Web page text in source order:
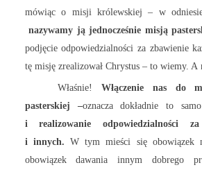
mówiąc o misji królewskiej – w
nazywamy ją jednocześnie misją
podjęcie odpowiedzialności za zbawienie
tę misję zrealizował Chrystus – to wiemy. A
Właśnie! Włączenie nas do
pasterskiej –oznacza dokładnie to
i realizowanie odpowiedzialności
i innych. W tym mieści się obowiązek
obowiązek dawania innym dobrego